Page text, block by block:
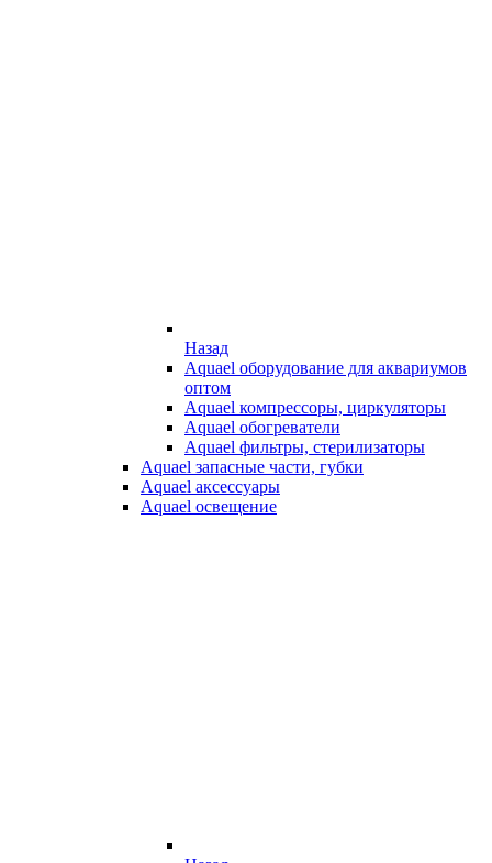
Назад
Aquael оборудование для аквариумов
оптом
Aquael компрессоры, циркуляторы
Aquael обогреватели
Aquael фильтры, стерилизаторы
Aquael запасные части, губки
Aquael аксессуары
Aquael освещение